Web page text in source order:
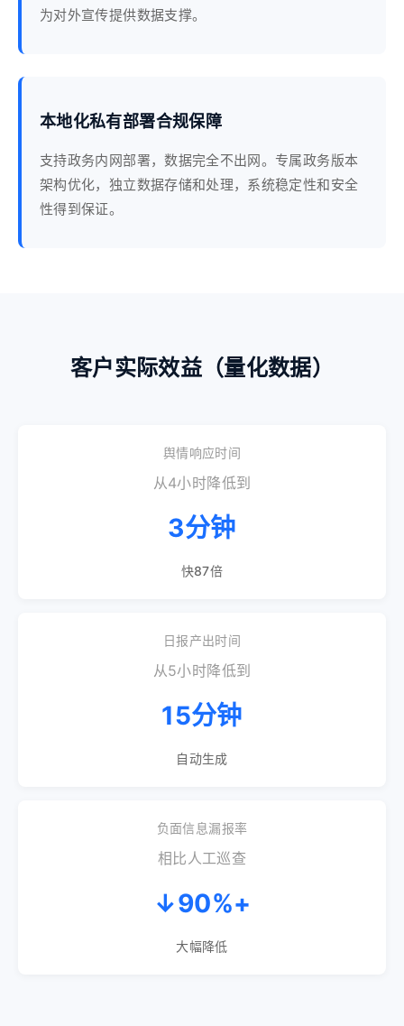
为对外宣传提供数据支撑。
本地化私有部署合规保障
支持政务内网部署，数据完全不出网。专属政务版本
架构优化，独立数据存储和处理，系统稳定性和安全
性得到保证。
客户实际效益（量化数据）
舆情响应时间
从4小时降低到
3分钟
快87倍
日报产出时间
从5小时降低到
15分钟
自动生成
负面信息漏报率
相比人工巡查
↓90%+
大幅降低